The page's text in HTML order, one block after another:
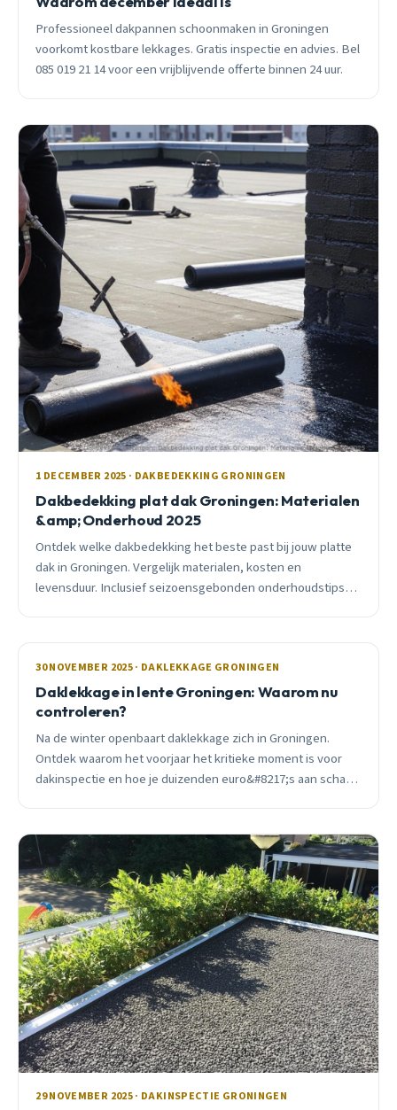
Professioneel dakpannen schoonmaken in Groningen
voorkomt kostbare lekkages. Gratis inspectie en advies. Bel
085 019 21 14 voor een vrijblijvende offerte binnen 24 uur.
1 DECEMBER 2025 · DAKBEDEKKING GRONINGEN
Dakbedekking plat dak Groningen: Materialen
&amp; Onderhoud 2025
Ontdek welke dakbedekking het beste past bij jouw platte
dak in Groningen. Vergelijk materialen, kosten en
levensduur. Inclusief seizoensgebonden onderhoudstips
30 NOVEMBER 2025 · DAKLEKKAGE GRONINGEN
Daklekkage in lente Groningen: Waarom nu
controleren?
Na de winter openbaart daklekkage zich in Groningen.
Ontdek waarom het voorjaar het kritieke moment is voor
dakinspectie en hoe je duizenden euro&#8217;s aan schade
29 NOVEMBER 2025 · DAKINSPECTIE GRONINGEN